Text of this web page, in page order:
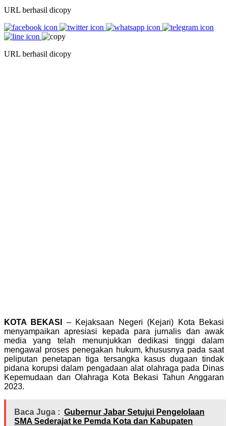
URL berhasil dicopy
URL berhasil dicopy
KOTA BEKASI
– Kejaksaan Negeri (Kejari) Kota Bekasi
menyampaikan apresiasi kepada para jurnalis dan awak
media yang telah menunjukkan dedikasi tinggi dalam
mengawal proses penegakan hukum, khususnya pada saat
peliputan penetapan tiga tersangka kasus dugaan tindak
pidana korupsi dalam pengadaan alat olahraga pada Dinas
Kepemudaan dan Olahraga Kota Bekasi Tahun Anggaran
2023.
Baca Juga : Gubernur Jabar Setujui Pengelolaan
SMA Sederajat ke Pemda Kota dan Kabupaten